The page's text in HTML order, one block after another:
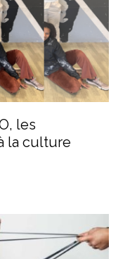
les
la culture